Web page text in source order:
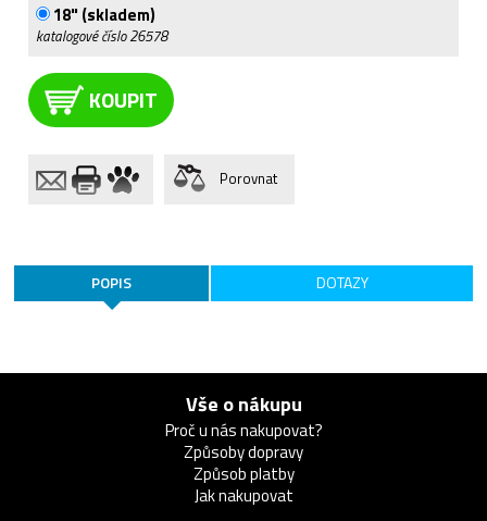
18" (skladem)
katalogové číslo26578
KOUPIT
Porovnat
POPIS DOTAZY
Vše o nákupu
Proč u nás nakupovat?
Způsoby dopravy
Způsob platby
Jak nakupovat